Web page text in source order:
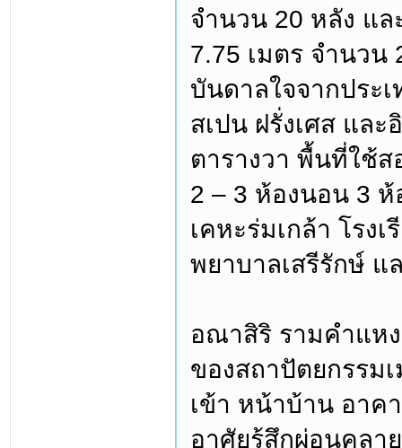
จำนวน 20 หลัง แ
7.75 เมตร จำนว
บันดาลใจจากประ
สเปน ฝรั่งเศส แล
ตารางวา พื้นที่ใช้ส
2 – 3 ห้องนอน 3
เคหะร่มเกล้า โรง
พยาบาลเสรีรักษ์
อณาสิริ รามคำแห
ของสถาปัตยกรรม
เข้า หน้าบ้าน อาค
อาศัยรู้สึกผ่อนคลา